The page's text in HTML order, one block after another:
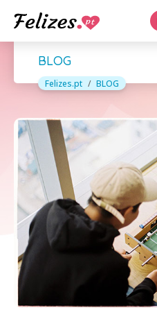
BLOG
Felizes.pt BLOG